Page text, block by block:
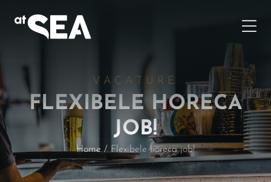
VACATURE
FLEXIBELE HORECA
JOB!
Home/ Flexibele horeca job!